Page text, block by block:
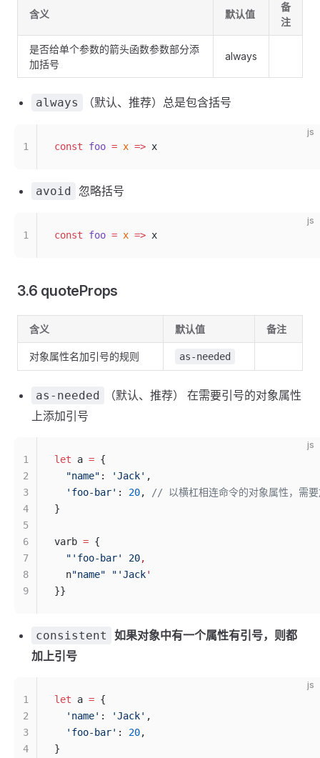
含义 默认值
备
注
是否给单个参数的箭头函数参数部分添
加括号
always
always （默认、推荐）总是包含括号
js
const foo = x => x
1
avoid 忽略括号
js
const foo = x => x
1
3.6 quoteProps
含义 默认值 备注
对象属性名加引号的规则 as-needed
as-needed
（默认、推荐） 在需要引号的对象属性
上添加引号
js
let a = {
  "name"
: 'Jack' ,
  'foo-bar'
: 20,
// 以横杠相连命令的对象属性，需要
}
varb = {
  "'foo-bar' 20
,
  n
"name" "'Jack'
}}
1
2
3
4
5
6
7
8
9
consistent
如果对象中有一个属性有引号，则都
加上引号
js
let a = {
  'name'
: 'Jack' ,
  'foo-bar'
: 20,
}
1
2
3
4